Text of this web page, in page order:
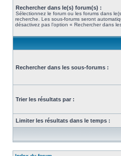
Rechercher dans le(s) forum(s) :
Sélectionnez le forum ou les forums dans
recherche. Les sous-forums seront
désactivez pas l’option « Rechercher dans
Rechercher dans les sous-forums :
Trier les résultats par :
Limiter les résultats dans le temps :